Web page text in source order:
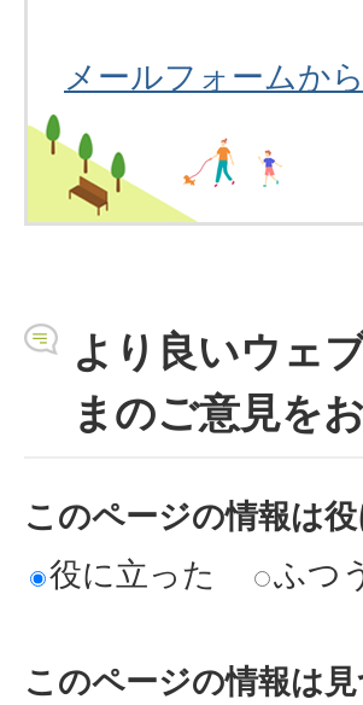
メールフォームか
より良いウェ
まのご意見を
このページの情報は
役に立った
ふつ
このページの情報は